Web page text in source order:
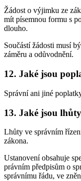
Žádost o výjimku ze
mít písemnou formu s
dlouho.
Součástí žádosti musí
záměru a odůvodnění.
12. Jaké jsou
Správní ani jiné
13. Jaké jsou
Lhůty ve správním
zákona.
Ustanovení obsahuje
právním předpisům o
správnímu řádu, ve